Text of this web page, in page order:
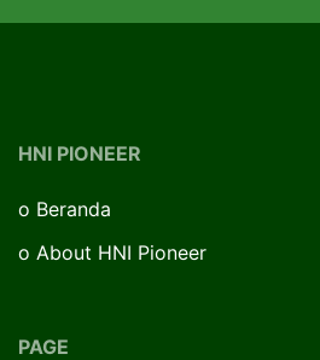
HNI PIONEER
o Beranda
o About HNI Pioneer
PAGE